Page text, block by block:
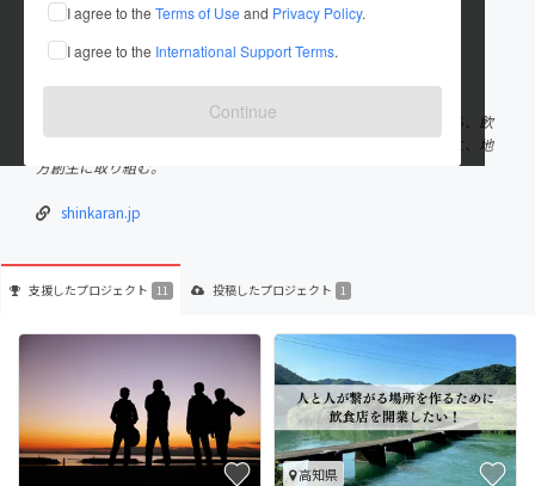
I agree to the Terms of Use and Privacy Policy.
I agree to the International Support Terms.
Continue
これまでに11回支援して1件のプロジェクトを投稿しています
在住国：日本 現在地：高知県
出身国：日本 出身地：未設定
2022年4月、養鶏場を事業承継し高知県四万十町に移住。その傍ら、飲
食店やスポーツイベントなど、四万十町での新たな事業立ち上げと、地
方創生に取り組む。
shinkaran.jp
支援したプロジェクト 11 投稿したプロジェクト 1
高知県